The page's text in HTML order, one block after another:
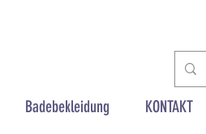
Badebekleidung KONTAKT